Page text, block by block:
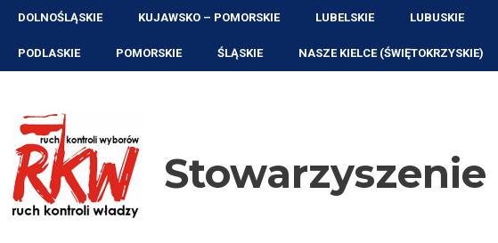
Przejdź
treści
DOLNOŚLĄSKIE KUJAWSKO – POMORSKIE LUBELSKIE LUBUSKIE
PODLASKIE POMORSKIE ŚLĄSKIE NASZE KIELCE (ŚWIĘTOKRZYSKIE)
Stowarzyszenie